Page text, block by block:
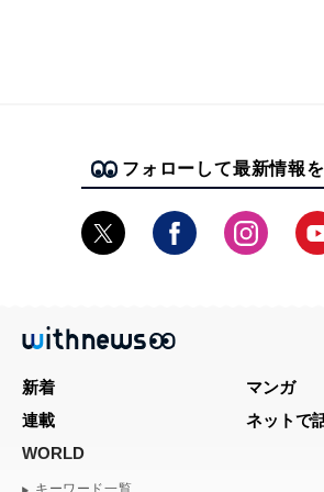
フォローして最新情報
新着
マンガ
連載
ネットで
WORLD
キーワード一覧